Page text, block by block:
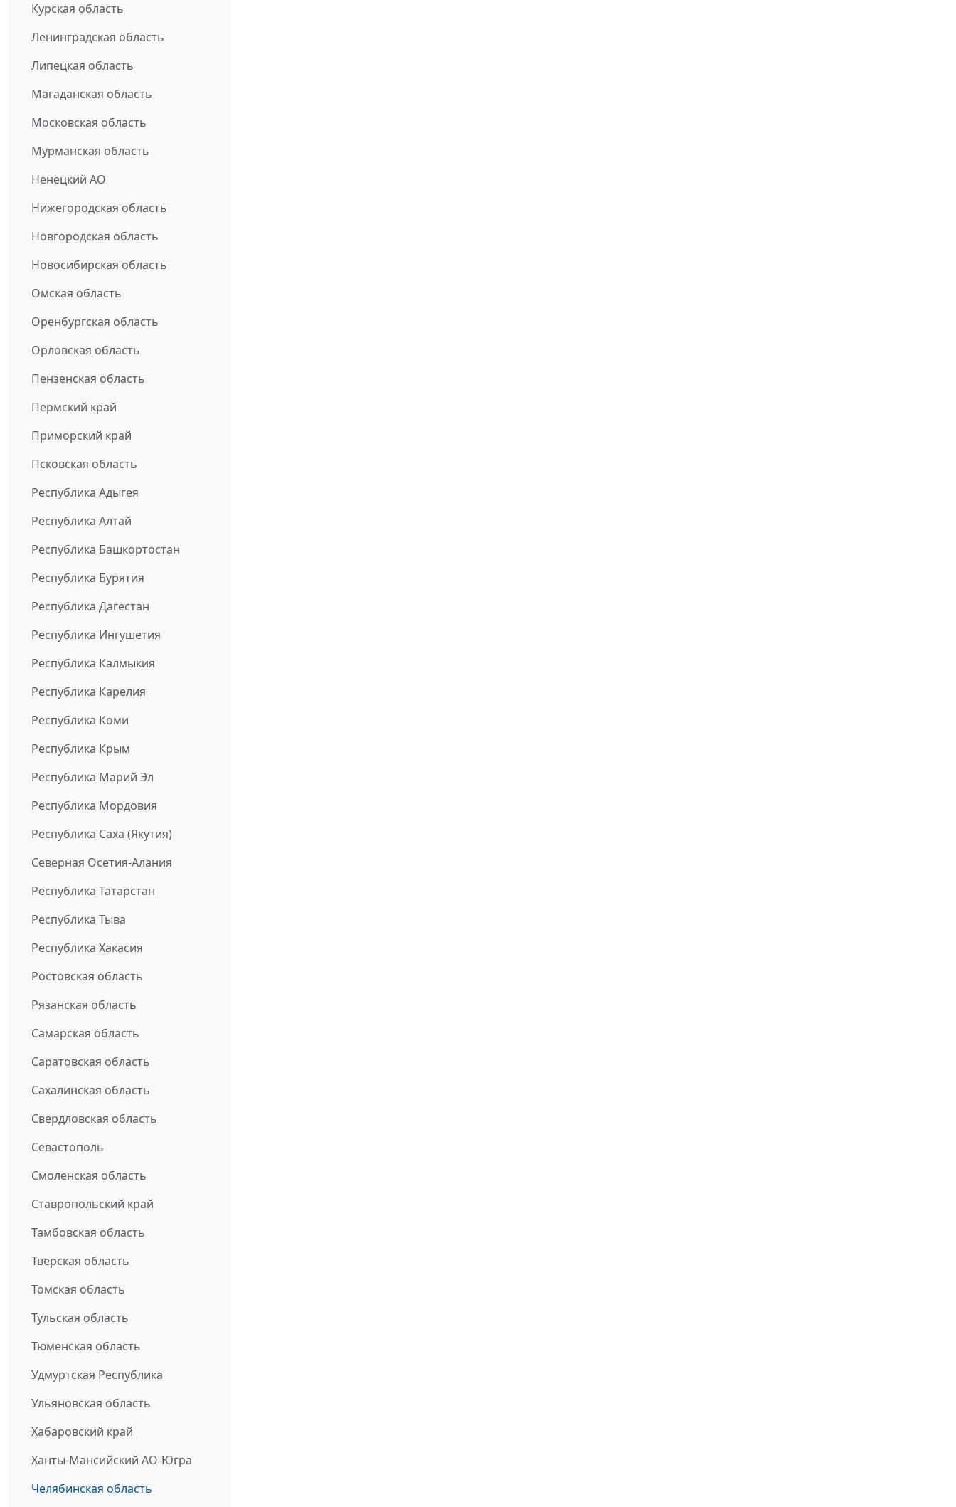
Курская область
Ленинградская область
Липецкая область
Магаданская область
Московская область
Мурманская область
Ненецкий АО
Нижегородская область
Новгородская область
Новосибирская область
Омская область
Оренбургская область
Орловская область
Пензенская область
Пермский край
Приморский край
Псковская область
Республика Адыгея
Республика Алтай
Республика Башкортостан
Республика Бурятия
Республика Дагестан
Республика Ингушетия
Республика Калмыкия
Республика Карелия
Республика Коми
Республика Крым
Республика Марий Эл
Республика Мордовия
Республика Саха (Якутия)
Северная Осетия-Алания
Республика Татарстан
Республика Тыва
Республика Хакасия
Ростовская область
Рязанская область
Самарская область
Саратовская область
Сахалинская область
Свердловская область
Севастополь
Смоленская область
Ставропольский край
Тамбовская область
Тверская область
Томская область
Тульская область
Тюменская область
Удмуртская Республика
Ульяновская область
Хабаровский край
Ханты-Мансийский АО-Югра
Челябинская область